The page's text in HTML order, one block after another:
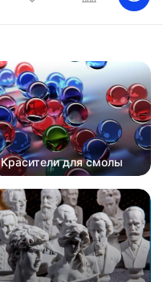
Красители для смолы